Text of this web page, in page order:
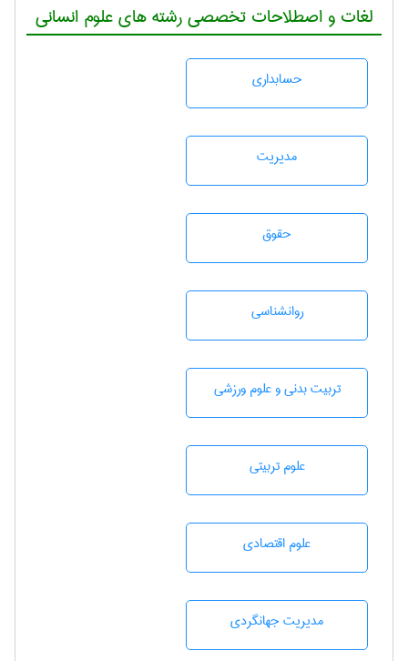
لغات و اصطلاحات تخصصی رشته های علوم انسانی
حسابداری
مديريت
حقوق
روانشناسی
تربيت بدنی و علوم ورزشی
علوم تربيتی
علوم اقتصادی
مديريت جهانگردی